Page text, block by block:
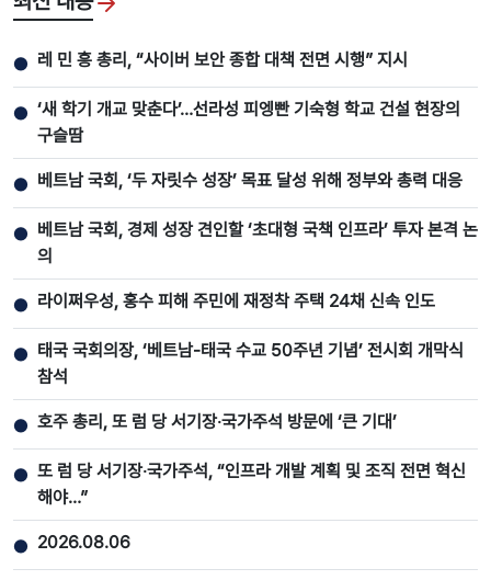
● 레 민 흥 총리, “사이버 보안 종합 대책 전면 시행” 지시
● ‘새 학기 개교 맞춘다’…선라성 피엥빤 기숙형 학교 건설 현장의
구슬땀
● 베트남 국회, ‘두 자릿수 성장’ 목표 달성 위해 정부와 총력 대응
● 베트남 국회, 경제 성장 견인할 ‘초대형 국책 인프라’ 투자 본격 논
의
● 라이쩌우성, 홍수 피해 주민에 재정착 주택 24채 신속 인도
● 태국 국회의장, ‘베트남-태국 수교 50주년 기념’ 전시회 개막식
참석
● 호주 총리, 또 럼 당 서기장‧국가주석 방문에 ‘큰 기대’
● 또 럼 당 서기장‧국가주석, “인프라 개발 계획 및 조직 전면 혁신
해야…”
● 2026.08.06